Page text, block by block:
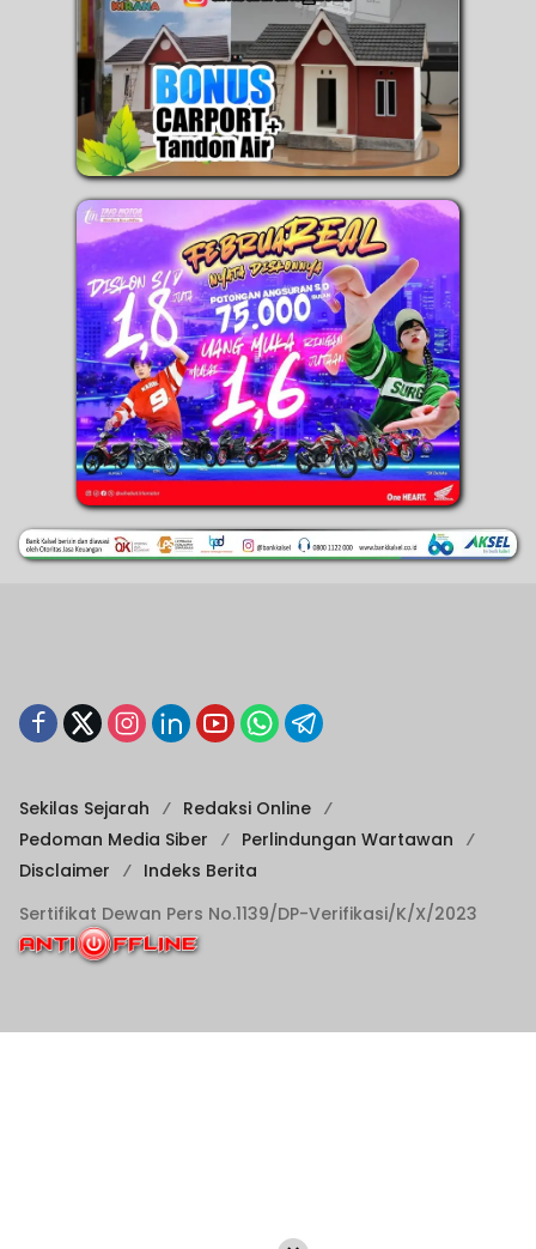
Sekilas Sejarah
Redaksi Online
Pedoman Media Siber
Perlindungan Wartawan
Disclaimer
Indeks Berita
Sertifikat Dewan Pers No.1139/DP-Verifikasi/K/X/2023